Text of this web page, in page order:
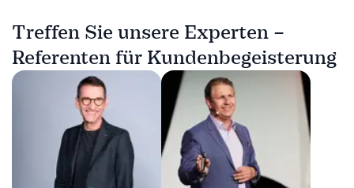
Treffen Sie unsere Experten –
Referenten für Kundenbegeisterung